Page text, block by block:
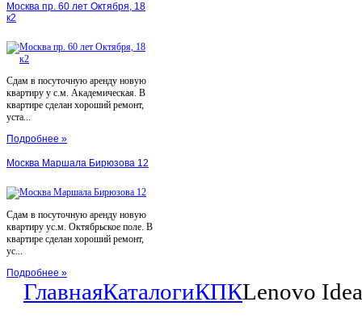
Москва пр. 60 лет Октября, 18
к2
Сдам в посуточную аренду новую
квартиру у с.м. Академическая. В
квартире сделан хороший ремонт,
уста...
Подробнее »
Москва Маршала Бирюзова 12
Сдам в посуточную аренду новую
квартиру ус.м. Октябрьское поле. В
квартире сделан хороший ремонт,
ус...
Подробнее »
ГлавнаяКаталогиКПКLenovo